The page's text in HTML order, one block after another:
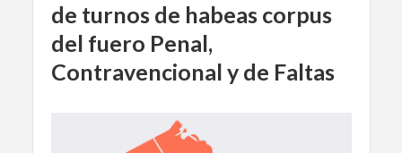
de turnos de habeas corpus
del fuero Penal,
Contravencional y de Faltas